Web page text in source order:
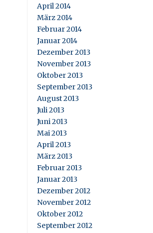
April 2014
März 2014
Februar 2014
Januar 2014
Dezember 2013
November 2013
Oktober 2013
September 2013
August 2013
Juli 2013
Juni 2013
Mai 2013
April 2013
März 2013
Februar 2013
Januar 2013
Dezember 2012
November 2012
Oktober 2012
September 2012